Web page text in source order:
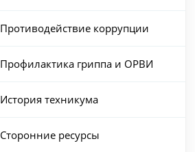
Противодействие коррупции
Профилактика гриппа и ОРВИ
История техникума
Сторонние ресурсы